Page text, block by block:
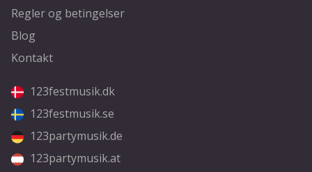
Regler og betingelser
Blog
Kontakt
123festmusik.dk
123festmusik.se
123partymusik.de
123partymusik.at